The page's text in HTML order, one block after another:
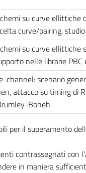
su curve ellittiche
curve/pairing,
su curve ellittiche
nelle librarie
channel: scenario
attacco su timing di
Boneh
per il superamento
contrassegnati con
in maniera